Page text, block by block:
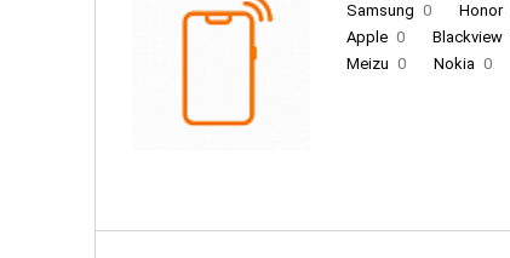
Samsung 0 Honor
Apple 0 Blackview
Meizu 0 Nokia 0